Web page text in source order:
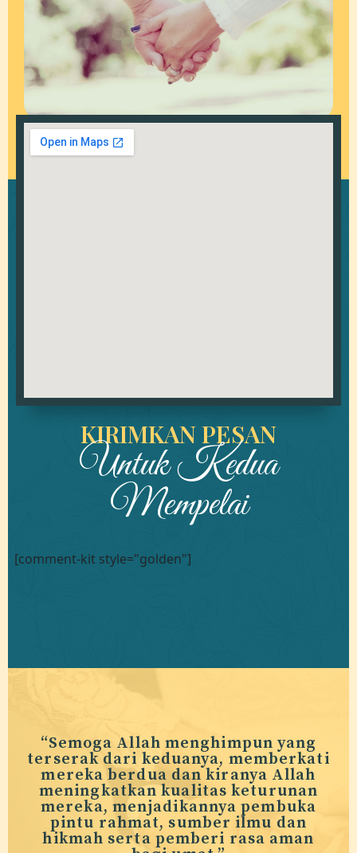
KIRIMKAN PESAN
Untuk Kedua
Mempelai
[comment-kit style="golden"]
“Semoga Allah menghimpun yang
terserak dari keduanya, memberkati
mereka berdua dan kiranya Allah
meningkatkan kualitas keturunan
mereka, menjadikannya pembuka
pintu rahmat, sumber ilmu dan
hikmah serta pemberi rasa aman